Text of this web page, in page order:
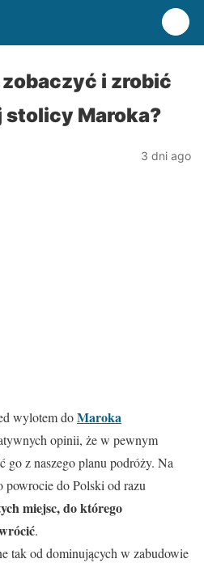
i zrobić
Maroka?
3 dni ago
wylotem doMaroka
opinii, że w pewnym
go z naszego planu podróży. Na
powrocie do Polski od razu
miejsc, do którego
.
tak od dominujących w zabudowie